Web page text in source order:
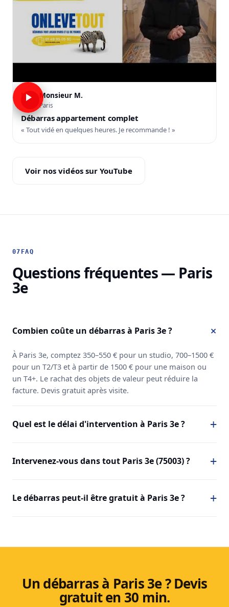
M Monsieur M.
Paris
Débarras appartement complet
« Tout vidé en quelques heures. Je recommande ! »
Voir nos vidéos sur YouTube
07 FAQ
Questions fréquentes — Paris
3e
Combien coûte un débarras à Paris 3e ?
À Paris 3e, comptez 350–550 € pour un studio, 700–1500 €
pour un T2/T3 et à partir de 1500 € pour une maison ou
un T4+. Le rachat des objets de valeur peut réduire la
facture. Devis gratuit après visite.
Quel est le délai d'intervention à Paris 3e ?
Intervenez-vous dans tout Paris 3e (75003) ?
Le débarras peut-il être gratuit à Paris 3e ?
Un débarras à Paris 3e ? Devis
gratuit en 30 min.